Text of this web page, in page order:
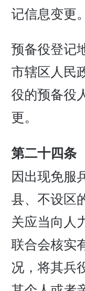
记信息变更。
预备役登记
市辖区人民
役的预备役
更。
第二十四条
因出现免服
县、不设区
关应当向人
联合会核实
况，将其兵